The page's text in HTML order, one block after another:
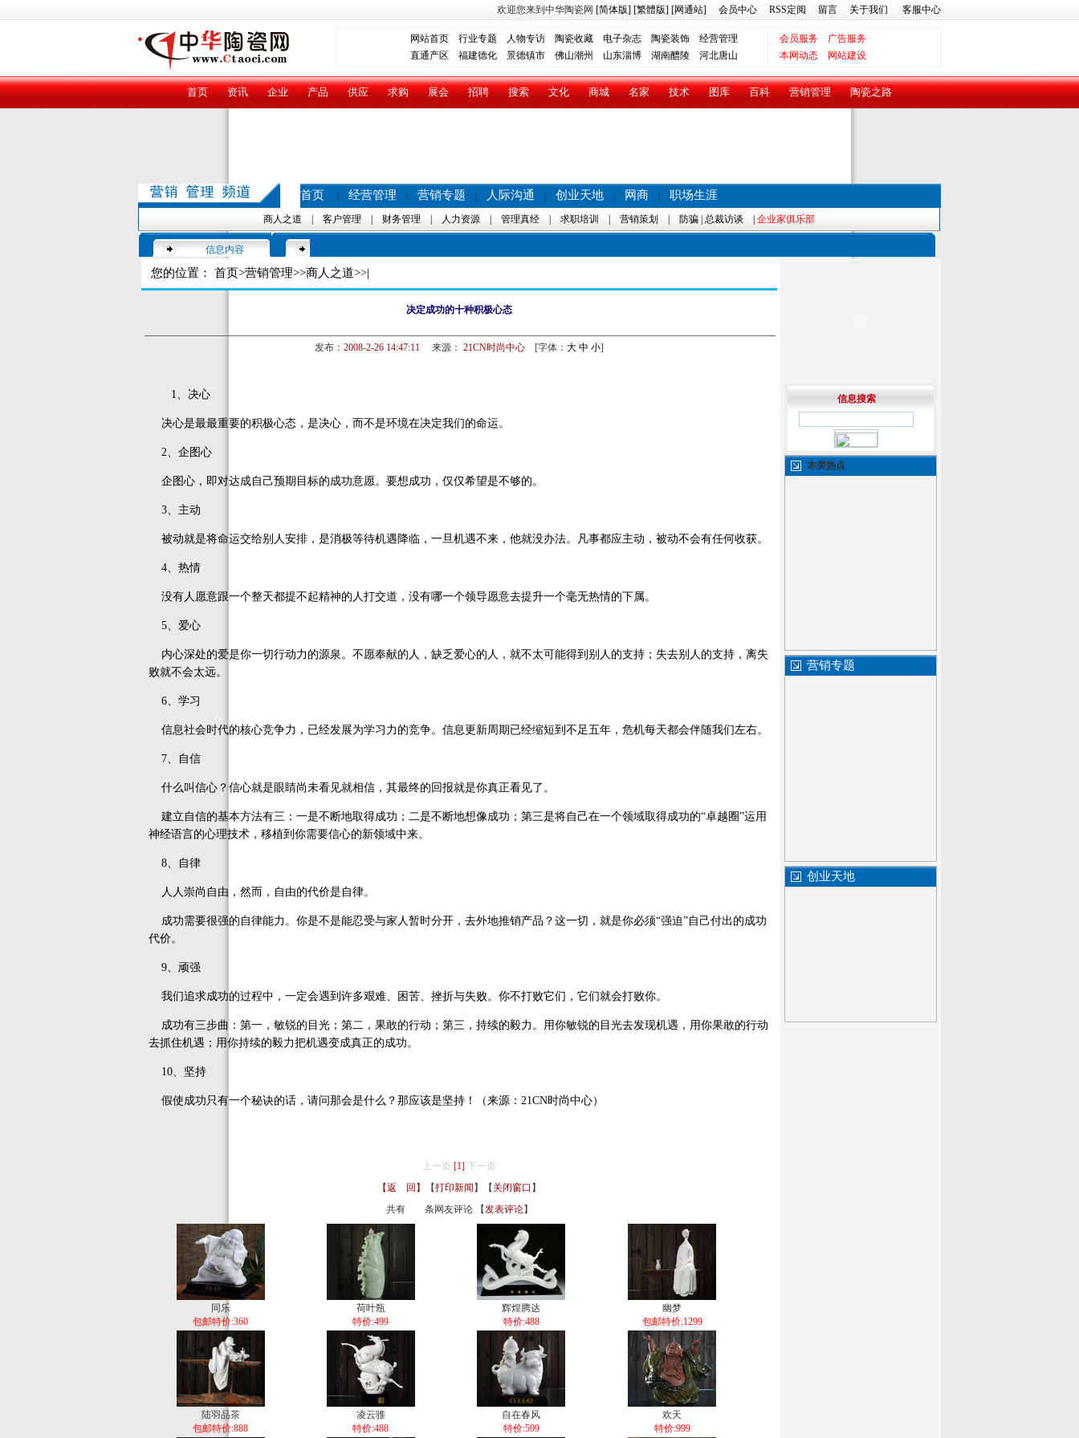
欢迎您来到中华陶瓷网 [简体版] [繁體版] [网通站] 会员中心 RSS定阅 留言 关于我们 客服中心
网站首页 行业专题 人物专访 陶瓷收藏 电子杂志 陶瓷装饰 经营管理 会员服务
广告服务
直通产区 福建德化 景德镇市 佛山潮州 山东淄博 湖南醴陵 河北唐山 本网动态 网站建设
首页 资讯 企业 产品 供应 求购 展会 招聘 搜索 文化 商城 名家 技术 图库 百科 营销管理 陶瓷之路
首页 经营管理 营销专题 人际沟通 创业天地 网商 职场生涯
商人之道 客户管理 财务管理 人力资源 管理真经 求职培训 营销策划 防骗 总裁访谈 企业家俱乐部
信息内容
您的位置： 首页>营销管理>>商人之道>>|
决定成功的十种积极心态
发布： 2008-2-26 14:47:11 来源： 21CN时尚中心 [字体： 大 中 小]
1、决心
决心是最最重要的积极心态，是决心，而不是环境在决定我们的命运。
2、企图心
企图心，即对达成自己预期目标的成功意愿。要想成功，仅仅希望是不够的。
3、主动
被动就是将命运交给别人安排，是消极等待机遇降临，一旦机遇不来，他就没办法。凡事都应主动，被动不会有任何收获。
4、热情
没有人愿意跟一个整天都提不起精神的人打交道，没有哪一个领导愿意去提升一个毫无热情的下属。
5、爱心
内心深处的爱是你一切行动力的源泉。不愿奉献的人，缺乏爱心的人，就不太可能得到别人的支持；失去别人的支持，离失
败就不会太远。
6、学习
信息社会时代的核心竞争力，已经发展为学习力的竞争。信息更新周期已经缩短到不足五年，危机每天都会伴随我们左右。
7、自信
什么叫信心？信心就是眼睛尚未看见就相信，其最终的回报就是你真正看见了。
建立自信的基本方法有三：一是不断地取得成功；二是不断地想像成功；第三是将自己在一个领域取得成功的“卓越圈”运用
神经语言的心理技术，移植到你需要信心的新领域中来。
8、自律
人人崇尚自由，然而，自由的代价是自律。
成功需要很强的自律能力。你是不是能忍受与家人暂时分开，去外地推销产品？这一切，就是你必须“强迫”自己付出的成功
代价。
9、顽强
我们追求成功的过程中，一定会遇到许多艰难、困苦、挫折与失败。你不打败它们，它们就会打败你。
成功有三步曲：第一，敏锐的目光；第二，果敢的行动；第三，持续的毅力。用你敏锐的目光去发现机遇，用你果敢的行动
去抓住机遇；用你持续的毅力把机遇变成真正的成功。
10、坚持
假使成功只有一个秘诀的话，请问那会是什么？那应该是坚持！（来源：21CN时尚中心）
上一页 [1] 下一页
【返 回】
【打印新闻 】【 关闭窗口 】
共有
条网友评论 【发表评论】
同乐
包邮特价:360
荷叶瓶
特价:499
辉煌腾达
特价:488
幽梦
包邮特价:1299
陆羽品茶
包邮特价:888
凌云骓
特价:488
自在春风
特价:599
欢天
特价:999
信息搜索
本类热点
营销专题
创业天地